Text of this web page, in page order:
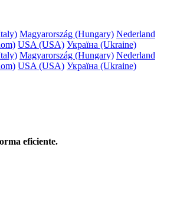
Magyarország (Hungary) Nederland
USA (USA) Україна (Ukraine)
Magyarország (Hungary) Nederland
USA (USA) Україна (Ukraine)
eficiente.